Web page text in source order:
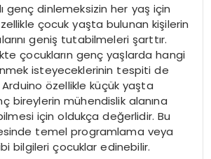
genç dinlemeksizin her yaş için
çocuk yaşta bulunan kişilerin
geniş tutabilmeleri şarttır.
çocukların genç yaşlarda hangi
isteyeceklerinin tespiti de
Arduino özellikle küçük yaşta
bireylerin mühendislik alanına
için oldukça değerlidir. Bu
temel programlama veya
bilgileri çocuklar edinebilir.